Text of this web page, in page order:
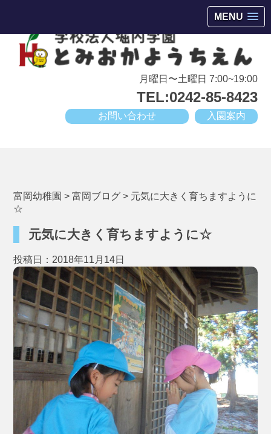
MENU
月曜日〜土曜日 7:00~19:00
TEL:0242-85-8423
入園案内
お問い合わせ
富岡幼稚園 >富岡ブログ > 元気に大きく育ちますように
☆
元気に大きく育ちますように☆
投稿日：2018年11月14日